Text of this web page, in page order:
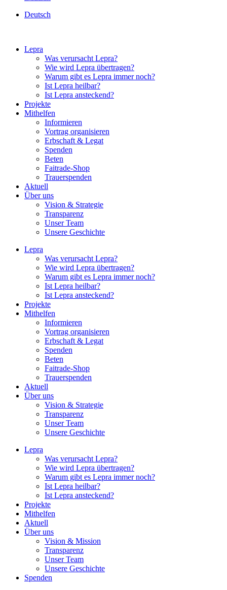
Deutsch
Lepra
Was verursacht Lepra?
Wie wird Lepra übertragen?
Warum gibt es Lepra immer noch?
Ist Lepra heilbar?
Ist Lepra ansteckend?
Projekte
Mithelfen
Informieren
Vortrag organisieren
Erbschaft & Legat
Spenden
Beten
Faitrade-Shop
Trauerspenden
Aktuell
Über uns
Vision & Strategie
Transparenz
Unser Team
Unsere Geschichte
Lepra
Was verursacht Lepra?
Wie wird Lepra übertragen?
Warum gibt es Lepra immer noch?
Ist Lepra heilbar?
Ist Lepra ansteckend?
Projekte
Mithelfen
Informieren
Vortrag organisieren
Erbschaft & Legat
Spenden
Beten
Faitrade-Shop
Trauerspenden
Aktuell
Über uns
Vision & Strategie
Transparenz
Unser Team
Unsere Geschichte
Lepra
Was verursacht Lepra?
Wie wird Lepra übertragen?
Warum gibt es Lepra immer noch?
Ist Lepra heilbar?
Ist Lepra ansteckend?
Projekte
Mithelfen
Aktuell
Über uns
Vision & Mission
Transparenz
Unser Team
Unsere Geschichte
Spenden